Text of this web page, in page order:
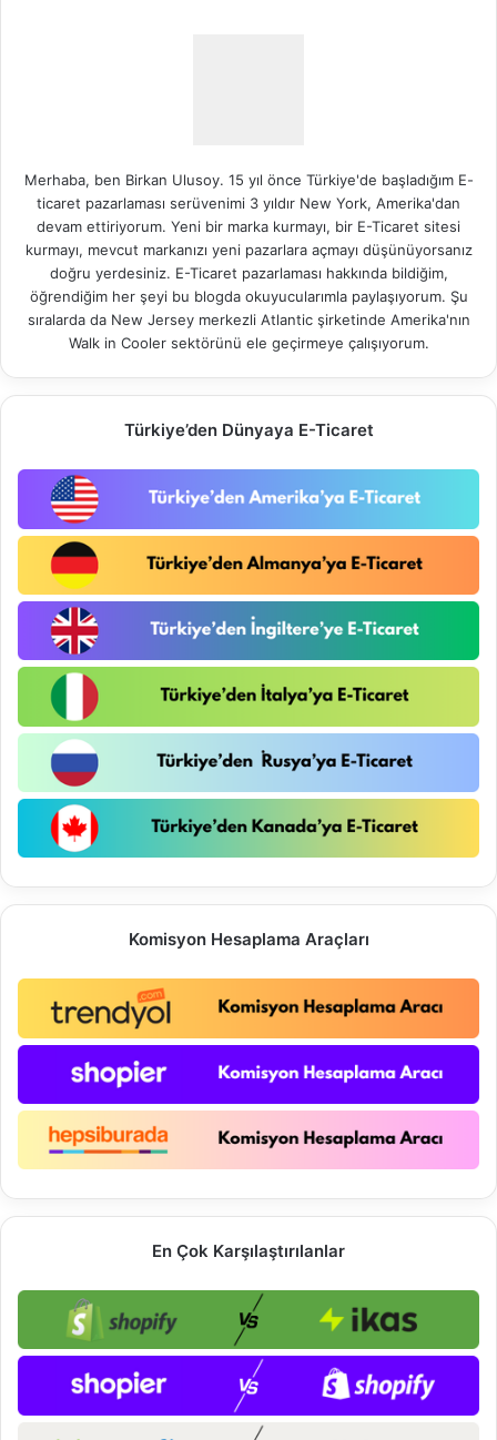
Merhaba, ben Birkan Ulusoy. 15 yıl önce Türkiye'de başladığım E-
ticaret pazarlaması serüvenimi 3 yıldır New York, Amerika'dan
devam ettiriyorum. Yeni bir marka kurmayı, bir E-Ticaret sitesi
kurmayı, mevcut markanızı yeni pazarlara açmayı düşünüyorsanız
doğru yerdesiniz. E-Ticaret pazarlaması hakkında bildiğim,
öğrendiğim her şeyi bu blogda okuyucularımla paylaşıyorum. Şu
sıralarda da New Jersey merkezli Atlantic şirketinde Amerika'nın
Walk in Coolersektörünü ele geçirmeye çalışıyorum.
Türkiye’den Dünyaya E-Ticaret
Komisyon Hesaplama Araçları
En Çok Karşılaştırılanlar